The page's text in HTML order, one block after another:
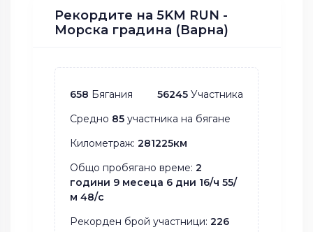
Рекордите на 5KM RUN -
Морска градина (Варна)
658 Бягания 56245 Участника
Средно 85 участника на бягане
Километраж: 281225км
Общо пробягано време: 2
години 9 месеца 6 дни 16/ч 55/
м 48/с
Рекорден брой участници: 226